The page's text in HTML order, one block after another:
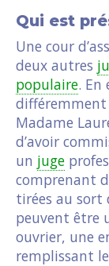
Qui est
Une cour
deux autres
populaire. En
différemment
Madame
d’avoir
un juge
comprenant
tirées au sort
peuvent être
ouvrier, une
remplissant